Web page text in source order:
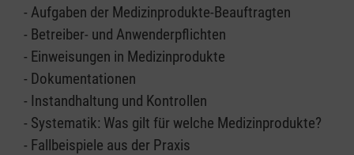
- Aufgaben der Medizinprodukte-Beauftragten
- Betreiber- und Anwenderpflichten
- Einweisungen in Medizinprodukte
- Dokumentationen
- Instandhaltung und Kontrollen
- Systematik: Was gilt für welche Medizinprodukte?
- Fallbeispiele aus der Praxis